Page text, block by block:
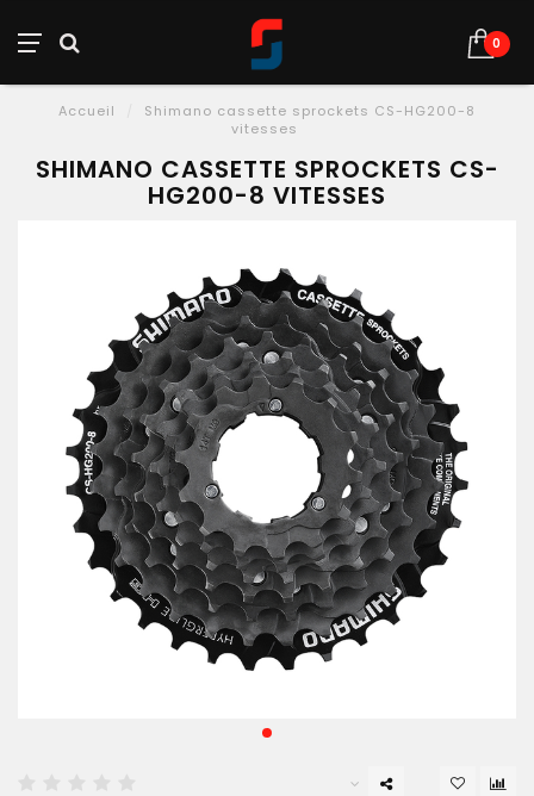
0
Accueil
Shimano cassette sprockets CS-HG200-8
vitesses
SHIMANO CASSETTE SPROCKETS CS-
HG200-8 VITESSES